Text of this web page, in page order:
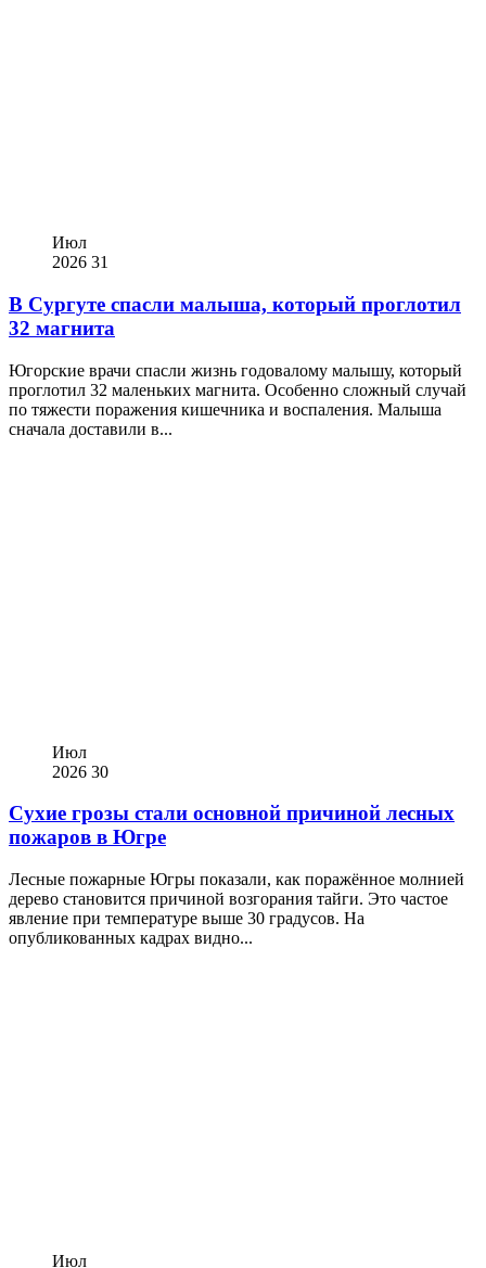
Июл
2026 31
В Сургуте спасли малыша, который проглотил
32 магнита
Югорские врачи спасли жизнь годовалому малышу, который
проглотил 32 маленьких магнита. Особенно сложный случай
по тяжести поражения кишечника и воспаления. Малыша
сначала доставили в...
Июл
2026 30
Сухие грозы стали основной причиной лесных
пожаров в Югре
Лесные пожарные Югры показали, как поражённое молнией
дерево становится причиной возгорания тайги. Это частое
явление при температуре выше 30 градусов. На
опубликованных кадрах видно...
Июл